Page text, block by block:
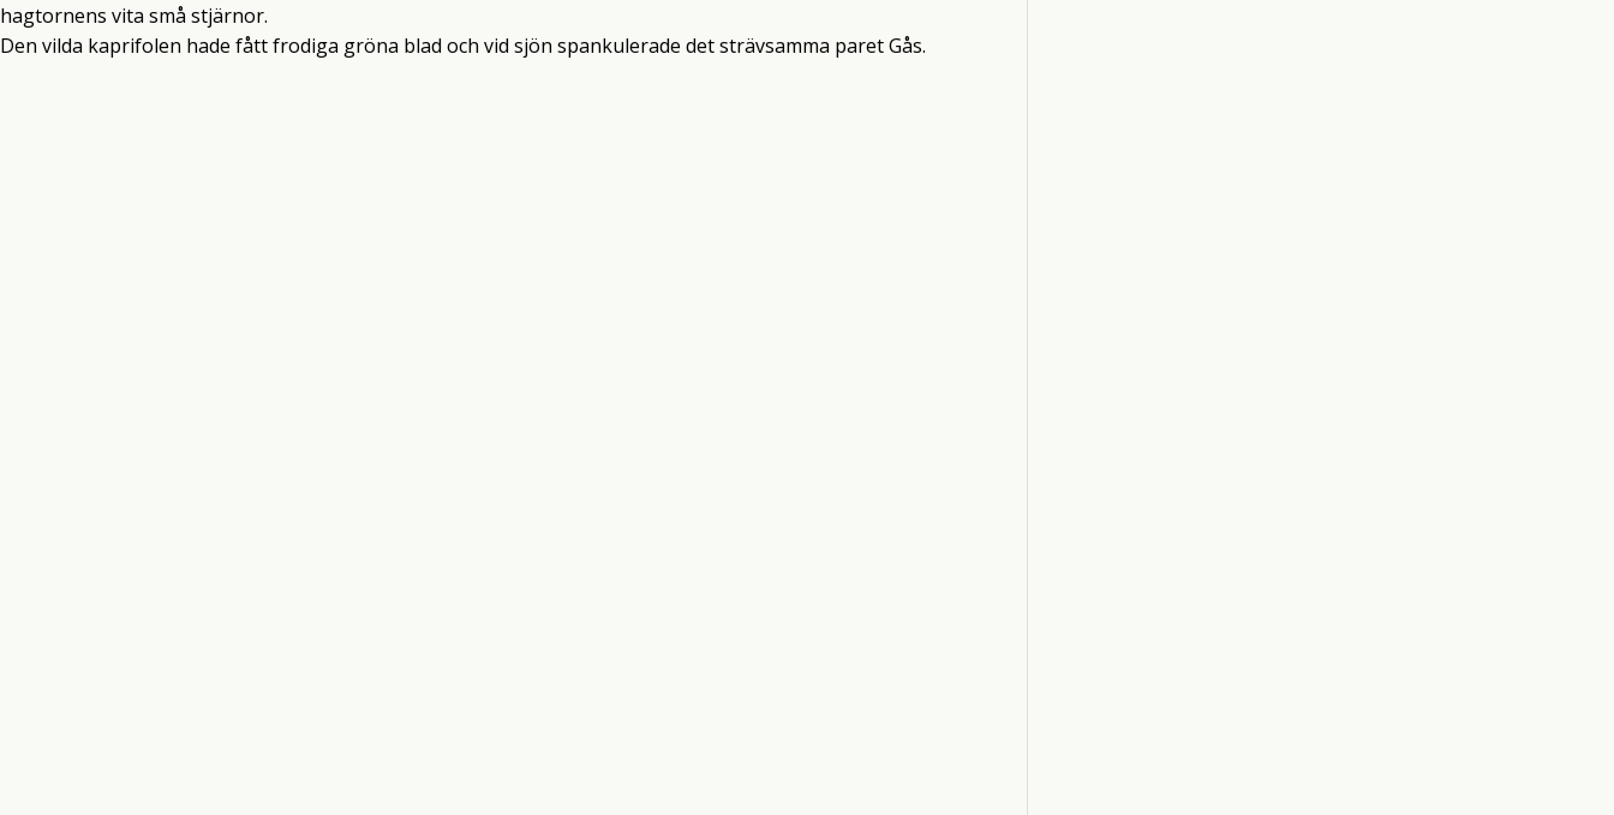
hagtornens vita små stjärnor.
Den vilda kaprifolen hade fått frodiga gröna blad och vid sjön spankulerade det strävsamma paret Gås.